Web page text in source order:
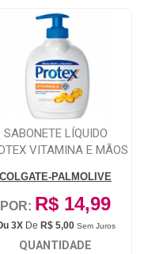
SABONETE LÍQUIDO
VITAMINA E MÃOS
COLGATE-PALMOLIVE
POR: R$ 14,99
3XDe R$ 5,00 Sem Juros
QUANTIDADE